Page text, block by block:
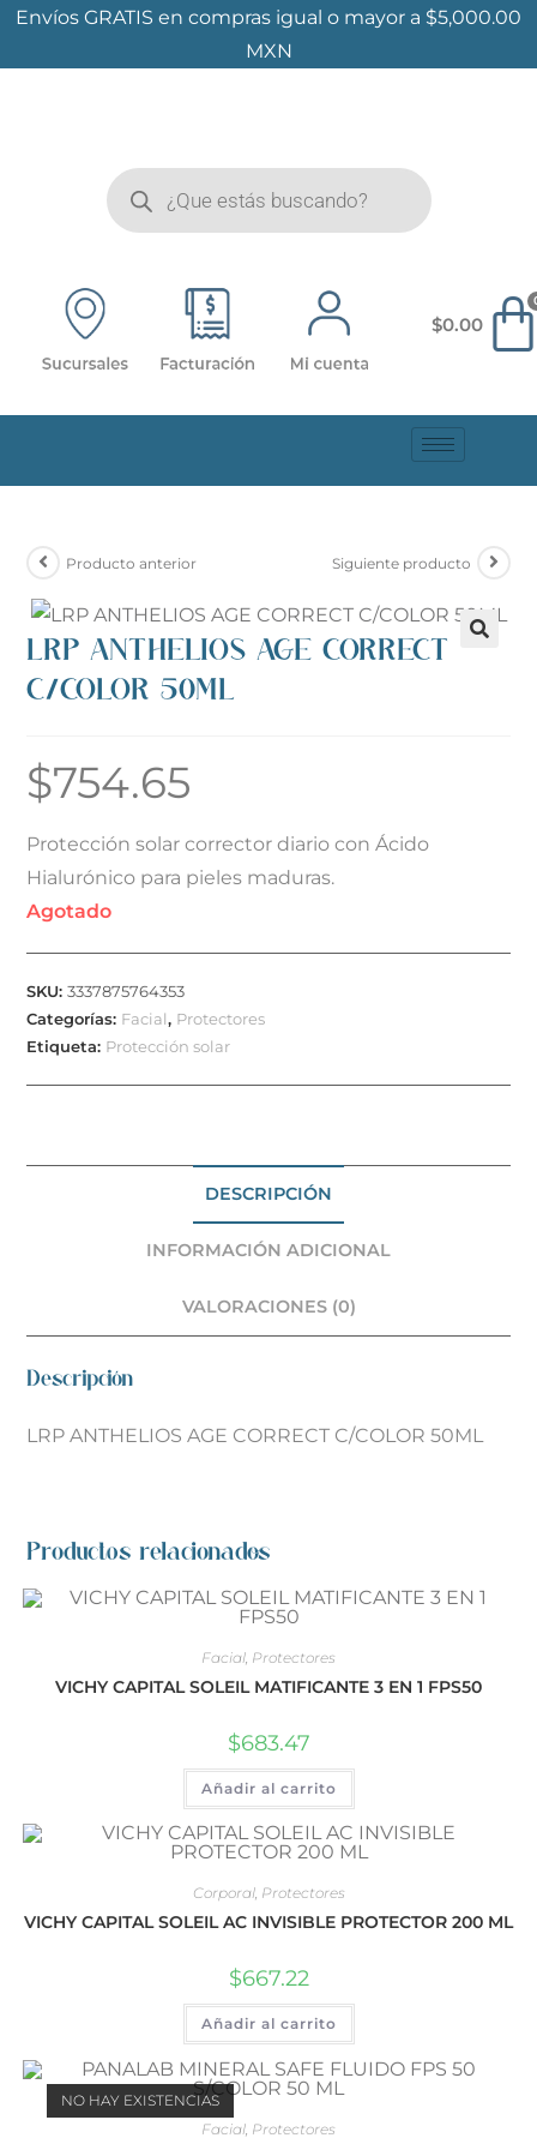
Envíos GRATIS en compras igual o mayor a $5,000.00
MXN
$0.00
Producto anterior Siguiente producto
LRP ANTHELIOS AGE CORRECT
C/COLOR 50ML
$754.65
Protección solar corrector diario con Ácido
Hialurónico para pieles maduras.
Agotado
SKU:3337875764353
Categorías: Facial, Protectores
Etiqueta: Protección solar
DESCRIPCIÓN
INFORMACIÓN ADICIONAL
VALORACIONES (0)
Descripción
LRP ANTHELIOS AGE CORRECT C/COLOR 50ML
Productos relacionados
Facial Protectores
VICHY CAPITAL SOLEIL MATIFICANTE 3 EN 1 FPS50
$683.47
Añadir al carrito
Corporal, Protectores
VICHY CAPITAL SOLEIL AC INVISIBLE PROTECTOR 200 ML
$667.22
Añadir al carrito
NO HAY EXISTENCIAS
Facial Protectores